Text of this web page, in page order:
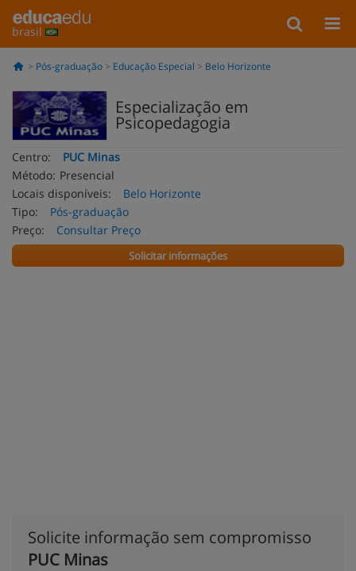
brasil
Pós-graduação Educação Especial Belo Horizonte
Especialização em
Psicopedagogia
Centro:
PUC Minas
Método: Presencial
Locais disponíveis:
Belo Horizonte
Tipo:
Pós-graduação
Preço:
Consultar Preço
Solicitar informações
Solicite informação sem compromisso
PUC Minas